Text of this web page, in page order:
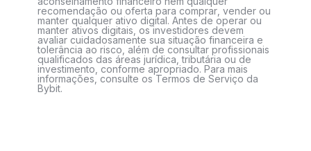
recomendação ou oferta para comprar, vender ou
manter qualquer ativo digital. Antes de operar ou
manter ativos digitais, os investidores devem
avaliar cuidadosamente sua situação financeira e
tolerância ao risco, além de consultar profissionais
qualificados das áreas jurídica, tributária ou de
investimento, conforme apropriado. Para mais
informações, consulte os Termos de Serviço da
Bybit.